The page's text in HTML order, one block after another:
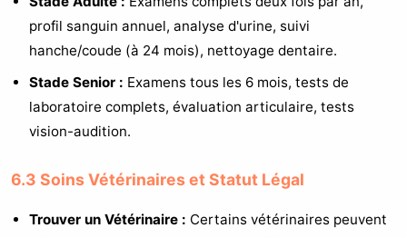
profil sanguin annuel, analyse d'urine, suivi
hanche/coude (à 24 mois), nettoyage dentaire.
Stade Senior : Examens tous les 6 mois, tests de
laboratoire complets, évaluation articulaire, tests
vision-audition.
6.3 Soins Vétérinaires et Statut Légal
Trouver un Vétérinaire : Certains vétérinaires peuvent